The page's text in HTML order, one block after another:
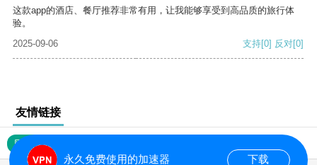
这款app的酒店、餐厅推荐非常有用，让我能够享受到高品质的旅行体
验。
2025-09-06
支持[0] 反对[0]
友情链接
网站地图
永久免费使用的加速器 下载